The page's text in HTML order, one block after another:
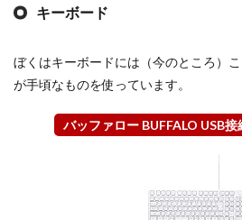
キーボード
ぼくはキーボードには（今のところ）
が手頃なものを使っています。
バッファロー BUFFALO USB